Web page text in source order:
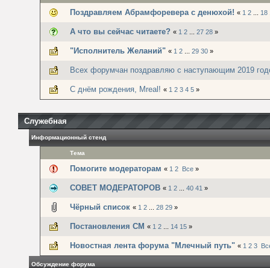
Поздравляем Абрамфоревера с денюхой! « 1 2 18
А что вы сейчас читаете? « 1 2 27 28 »
"Исполнитель Желаний" « 1 2 29 30 »
Всех форумчан поздравляю с наступающим 2019
С днём рождения, Mreal! « 1 2 3 4 5 »
Служебная
Информационный стенд
Тема
Помогите модераторам « 1 2 Все »
СОВЕТ МОДЕРАТОРОВ « 1 2 40 41 »
Чёрный список « 1 2 28 29 »
Постановления СМ « 1 2 14 15 »
Новостная лента форума "Млечный путь" « 1 2 3
Обсуждение форума